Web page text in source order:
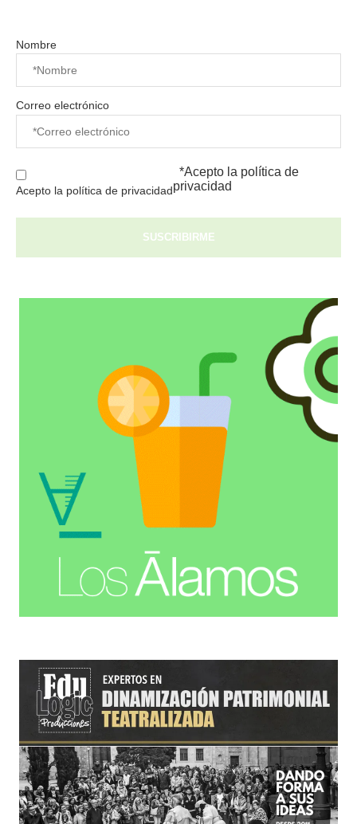
Nombre
Correo electrónico
Acepto la política de privacidad
*Acepto la política de
privacidad